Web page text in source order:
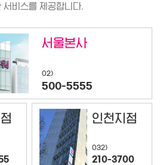
서비스를 제공합니다.
서울본사
02)
500-5555
인천지점
032)
210-3700